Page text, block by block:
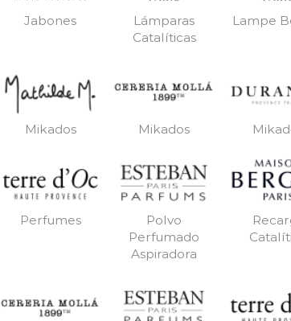
Jabones
Lámparas
Catalíticas
Lampe
Mikados Mikados
Perfumes
Polvo
Perfumado
Aspiradora